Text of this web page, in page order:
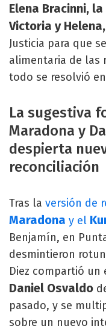
Elena Bracinni,
Victoria y Helena,
Justicia para que
alimentaria de las
todo se resolvió
La sugestiva
Maradona y
despierta
reconciliación
Tras la versión de
Maradona y el
Benjamín, en
desmintieron
Diez compartió
Daniel Osvaldo
pasado, y se
sobre un nuevo